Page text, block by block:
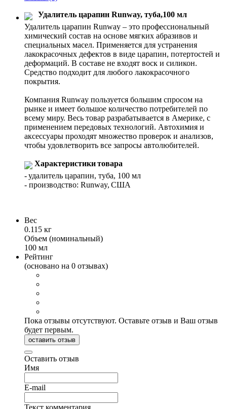
Удалитель царапин Runway, туба,100 мл
Удалитель царапин Runway – это профессиональный
химический состав на основе мягких абразивов и
специальных масел. Применяется для устранения
лакокрасочных дефектов в виде царапин, потертостей и
деформаций. В составе не входят воск и силикон.
Средство подходит для любого лакокрасочного
покрытия.
Компания Runway пользуется большим спросом на
рынке и имеет большое количество потребителей по
всему миру. Весь товар разрабатывается в Америке, с
применением передовых технологий. Автохимия и
аксессуары проходят множество проверок и анализов,
чтобы удовлетворить все запросы автолюбителей.
Характеристики товара
- удалитель царапин, туба, 100 мл
- производство: Runway, США
Вес
0.115 кг
Объем (номинальный)
100 мл
Рейтинг
(основано на 0 отзывах)
Пока отзывы отсутствуют. Оставьте отзыв и Ваш отзыв
будет первым.
оставить отзыв
Оставить отзыв
Имя
E-mail